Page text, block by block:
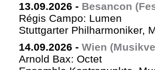
13.09.2026 - Besancon
Régis Campo: Lumen
Stuttgarter Philharmoniker,
14.09.2026 - Wien
Arnold Bax: Octet